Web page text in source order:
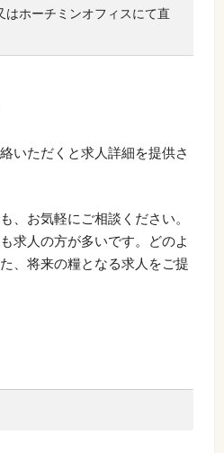
はホーチミンオフィスにて直
いただくと求人詳細を提供さ
、お気軽にご相談ください。
求人の方が多いです。どのよ
、将来の糧となる求人をご提